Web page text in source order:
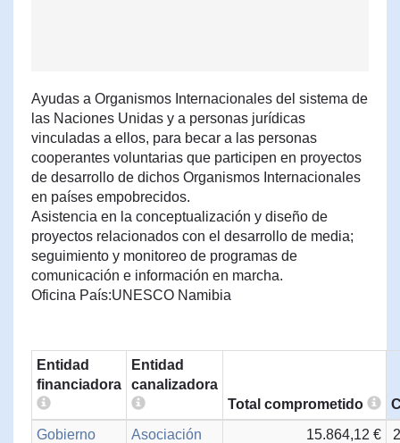
Ayudas a Organismos Internacionales del sistema de
las Naciones Unidas y a personas jurídicas
vinculadas a ellos, para becar a las personas
cooperantes voluntarias que participen en proyectos
de desarrollo de dichos Organismos Internacionales
en países empobrecidos.
Asistencia en la conceptualización y diseño de
proyectos relacionados con el desarrollo de media;
seguimiento y monitoreo de programas de
comunicación e información en marcha.
Oficina País:UNESCO Namibia
Entidad
financiadora
Entidad
canalizadora
Total comprometido
Gobierno
Asociación
15.864,12 €